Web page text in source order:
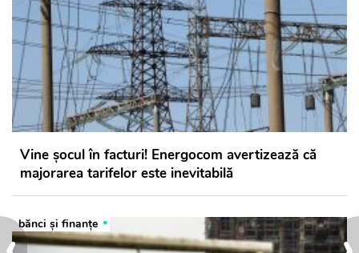
Vine șocul în facturi! Energocom avertizează că
majorarea tarifelor este inevitabilă
bănci şi finanţe